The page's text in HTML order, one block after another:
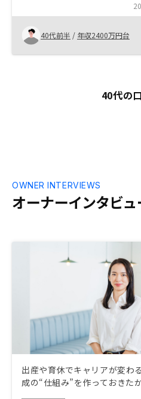
40代前半 / 年収2400万円台
40代の
オーナーインタビュ
OWNER INTERVIEWS
出産や育休でキャリアが変わ
成の“仕組み”を作っておきた